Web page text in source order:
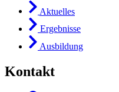
Aktuelles
Ergebnisse
Ausbildung
Kontakt